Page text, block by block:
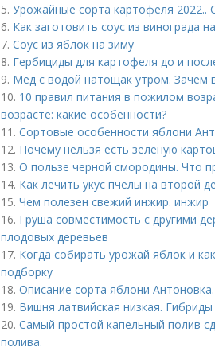
5. Урожайные сорта картофеля 2022..
6. Как заготовить соус из винограда
7. Соус из яблок на зиму
8. Гербициды для картофеля до и
9. Мед с водой натощак утром. Зачем
10. 10 правил питания в пожилом
возрасте: какие особенности?
11. Сортовые особенности яблони
12. Почему нельзя есть зелёную
13. О пользе черной смородины. Что
14. Как лечить укус пчелы на второй
15. Чем полезен свежий инжир. инжир
16. Груша совместимость с другими
плодовых деревьев
17. Когда собирать урожай яблок и
подборку
18. Описание сорта яблони
19. Вишня латвийская низкая.
20. Самый простой капельный полив
полива.